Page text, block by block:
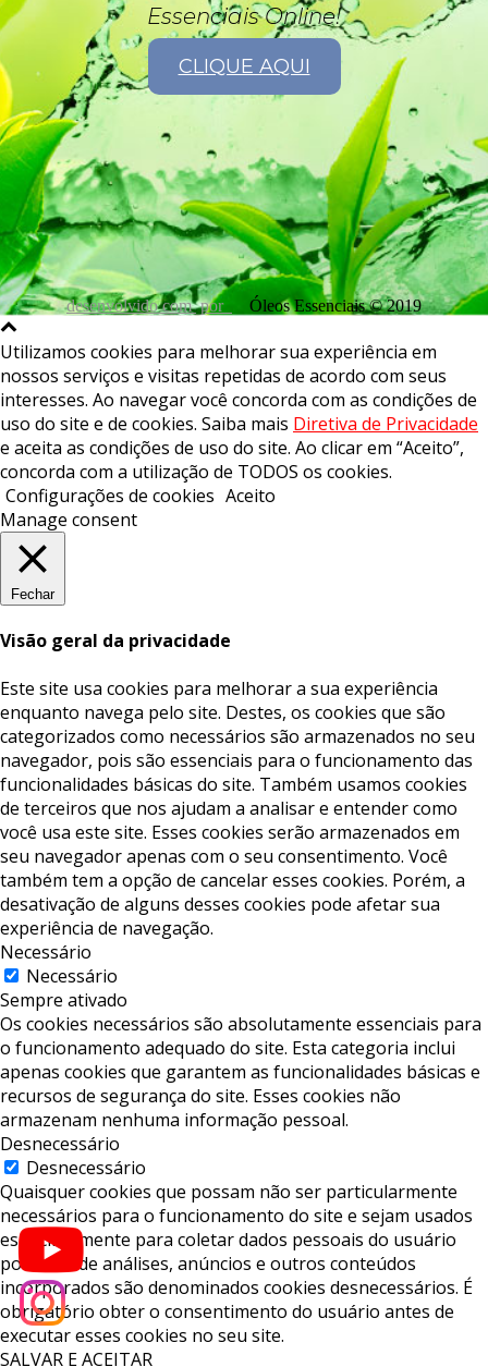
Essenciais Online!
CLIQUE AQUI
desenvolvido com por Óleos Essenciais © 2019
Utilizamos cookies para melhorar sua experiência em
nossos serviços e visitas repetidas de acordo com seus
interesses. Ao navegar você concorda com as condições de
uso do site e de cookies. Saiba mais Diretiva de Privacidade
e aceita as condições de uso do site. Ao clicar em “Aceito”,
concorda com a utilização de TODOS os cookies.
Configurações de cookies Aceito
Manage consent
Fechar
Visão geral da privacidade
Este site usa cookies para melhorar a sua experiência
enquanto navega pelo site. Destes, os cookies que são
categorizados como necessários são armazenados no seu
navegador, pois são essenciais para o funcionamento das
funcionalidades básicas do site. Também usamos cookies
de terceiros que nos ajudam a analisar e entender como
você usa este site. Esses cookies serão armazenados em
seu navegador apenas com o seu consentimento. Você
também tem a opção de cancelar esses cookies. Porém, a
desativação de alguns desses cookies pode afetar sua
experiência de navegação.
Necessário
Necessário
Sempre ativado
Os cookies necessários são absolutamente essenciais para
o funcionamento adequado do site. Esta categoria inclui
apenas cookies que garantem as funcionalidades básicas e
recursos de segurança do site. Esses cookies não
armazenam nenhuma informação pessoal.
Desnecessário
Desnecessário
Quaisquer cookies que possam não ser particularmente
necessários para o funcionamento do site e sejam usados ​​
especificamente para coletar dados pessoais do usuário
por meio de análises, anúncios e outros conteúdos
incorporados são denominados cookies desnecessários. É
obrigatório obter o consentimento do usuário antes de
executar esses cookies no seu site.
SALVAR E ACEITAR